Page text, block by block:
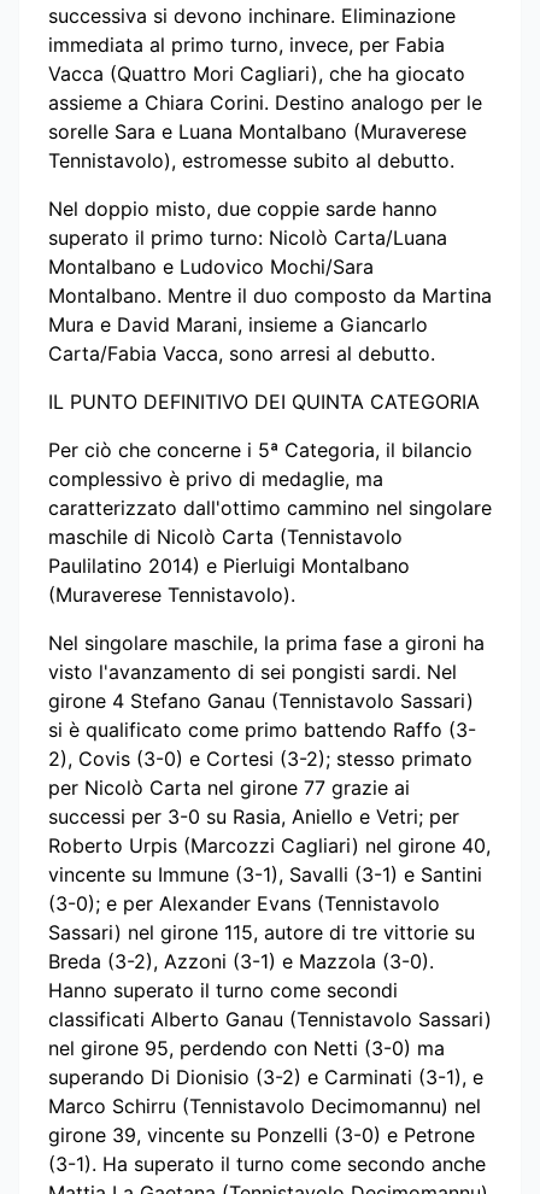
successiva si devono inchinare. Eliminazione
immediata al primo turno, invece, per Fabia
Vacca (Quattro Mori Cagliari), che ha giocato
assieme a Chiara Corini. Destino analogo per le
sorelle Sara e Luana Montalbano (Muraverese
Tennistavolo), estromesse subito al debutto.
Nel doppio misto, due coppie sarde hanno
superato il primo turno: Nicolò Carta/Luana
Montalbano e Ludovico Mochi/Sara
Montalbano. Mentre il duo composto da Martina
Mura e David Marani, insieme a Giancarlo
Carta/Fabia Vacca, sono arresi al debutto.
IL PUNTO DEFINITIVO DEI QUINTA CATEGORIA
Per ciò che concerne i 5ª Categoria, il bilancio
complessivo è privo di medaglie, ma
caratterizzato dall'ottimo cammino nel singolare
maschile di Nicolò Carta (Tennistavolo
Paulilatino 2014) e Pierluigi Montalbano
(Muraverese Tennistavolo).
Nel singolare maschile, la prima fase a gironi ha
visto l'avanzamento di sei pongisti sardi. Nel
girone 4 Stefano Ganau (Tennistavolo Sassari)
si è qualificato come primo battendo Raffo (3-
2), Covis (3-0) e Cortesi (3-2); stesso primato
per Nicolò Carta nel girone 77 grazie ai
successi per 3-0 su Rasia, Aniello e Vetri; per
Roberto Urpis (Marcozzi Cagliari) nel girone 40,
vincente su Immune (3-1), Savalli (3-1) e Santini
(3-0); e per Alexander Evans (Tennistavolo
Sassari) nel girone 115, autore di tre vittorie su
Breda (3-2), Azzoni (3-1) e Mazzola (3-0).
Hanno superato il turno come secondi
classificati Alberto Ganau (Tennistavolo Sassari)
nel girone 95, perdendo con Netti (3-0) ma
superando Di Dionisio (3-2) e Carminati (3-1), e
Marco Schirru (Tennistavolo Decimomannu) nel
girone 39, vincente su Ponzelli (3-0) e Petrone
(3-1). Ha superato il turno come secondo anche